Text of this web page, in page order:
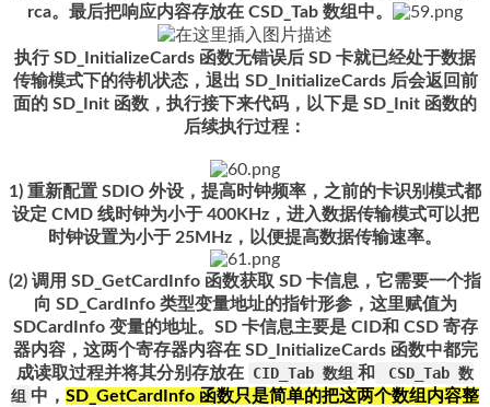
rca。最后把响应内容存放在 CSD_Tab 数组中。
执行 SD_InitializeCards 函数无错误后 SD 卡就已经处于数据
传输模式下的待机状态，退出 SD_InitializeCards 后会返回前
面的 SD_Init 函数，执行接下来代码，以下是 SD_Init 函数的
后续执行过程：
1) 重新配置 SDIO 外设，提高时钟频率，之前的卡识别模式都
设定 CMD 线时钟为小于 400KHz，进入数据传输模式可以把
时钟设置为小于 25MHz，以便提高数据传输速率。
(2) 调用 SD_GetCardInfo 函数获取 SD 卡信息，它需要一个指
向 SD_CardInfo 类型变量地址的指针形参，这里赋值为
SDCardInfo 变量的地址。SD 卡信息主要是 CID和 CSD 寄存
器内容，这两个寄存器内容在 SD_InitializeCards 函数中都完
成读取过程并将其分别存放在 CID_Tab 数组 和
CSD_Tab 数
组 中， SD_GetCardInfo 函数只是简单的把这两个数组内容整